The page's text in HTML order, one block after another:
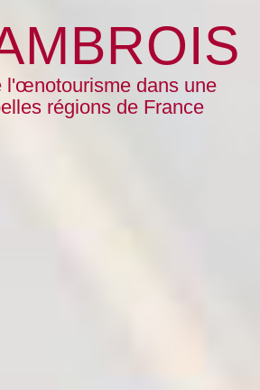
dans une
régions de France